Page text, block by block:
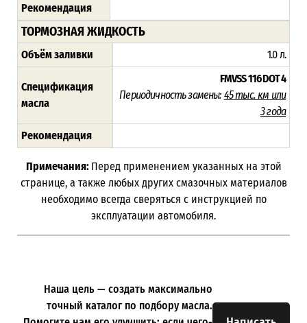
Рекомендация
ТОРМОЗНАЯ ЖИДКОСТЬ
Объём заливки 1.0 л.
Спецификация
масла
FMVSS 116 DOT 4
Периодичность замены: 45тыс. км или
3 года
Рекомендация
Примечания: Перед применением указанных на этой
странице, а также любых других смазочных материалов
необходимо всегда сверяться с инструкцией по
эксплуатации автомобиля.
Наша цель — создать максимально
точный каталог по подбору масла.